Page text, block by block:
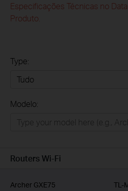
Especificações Técnicas no
Produto.
Type:
Empresas
Modelo:
Routers Wi-Fi
Archer GXE75
TL-